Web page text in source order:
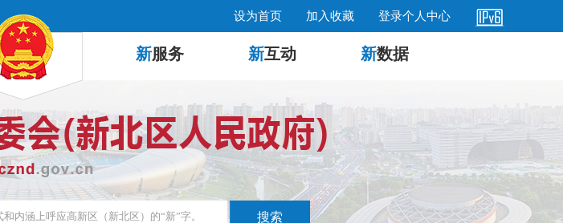
设为首页 加入收藏 登录个人中心
新服务 新互动 新数据